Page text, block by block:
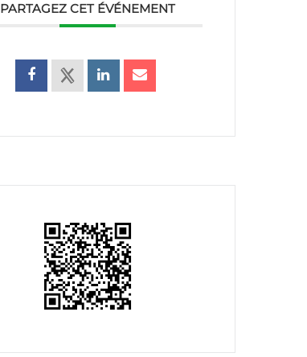
PARTAGEZ CET ÉVÉNEMENT